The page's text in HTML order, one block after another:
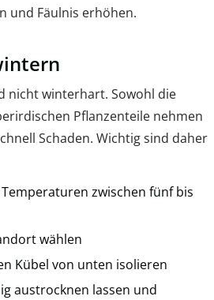
und Fäulnis erhöhen.
nicht winterhart. Sowohl die
Pflanzenteile nehmen
Schaden. Wichtig sind daher
zwischen fünf bis
wählen
Kübel von unten isolieren
austrocknen lassen und